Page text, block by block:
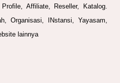
Affiliate, Reseller, Katalog.
Organisasi, INstansi, Yayasam,
lainnya